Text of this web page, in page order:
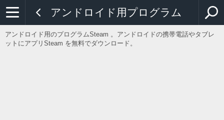
アンドロイド用プログラム
アンドロイド用のプログラムSteam 。アンドロイドの携帯電話やタブレ
ットにアプリSteam を無料でダウンロード。